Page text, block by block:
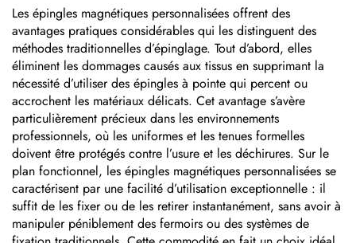
impression offset, plaque
métallique en relief
gravées au laser, plaques
nominatives pour
machines en aluminium
anodisé argenté
Les épingles magnétiques personnalisées offrent des
avantages pratiques considérables qui les distinguent des
méthodes traditionnelles d’épinglage. Tout d’abord, elles
éliminent les dommages causés aux tissus en supprimant la
nécessité d’utiliser des épingles à pointe qui percent ou
accrochent les matériaux délicats. Cet avantage s’avère
particulièrement précieux dans les environnements
professionnels, où les uniformes et les tenues formelles
doivent être protégés contre l’usure et les déchirures. Sur le
plan fonctionnel, les épingles magnétiques personnalisées se
caractérisent par une facilité d’utilisation exceptionnelle : il
suffit de les fixer ou de les retirer instantanément, sans avoir à
manipuler péniblement des fermoirs ou des systèmes de